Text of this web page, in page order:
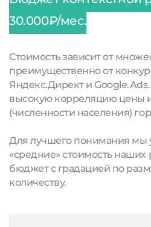
30.000₽/мес.
Стоимость зависит от
преимущественно от
Яндекс.Директ и
высокую корреляцию цены
(численности населения)
Для лучшего понимания мы
«средние» стоимость
бюджет с градацией по
количеству.